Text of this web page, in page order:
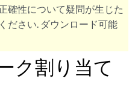
確性について疑問が生じた
ださい. ダウンロード可能
ク割り当て